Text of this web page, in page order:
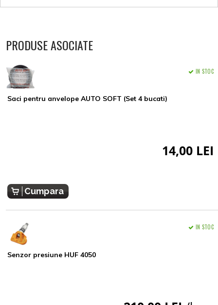
PRODUSE ASOCIATE
Saci pentru anvelope AUTO SOFT (Set 4 bucati)
IN STOC
14,00 LEI
Cumpara
Senzor presiune HUF 4050
IN STOC